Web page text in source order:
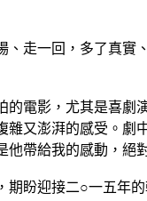
走一回，多了真實
電影，尤其是喜劇
又澎湃的感受。劇
帶給我的感動，絕
盼迎接二○一五年